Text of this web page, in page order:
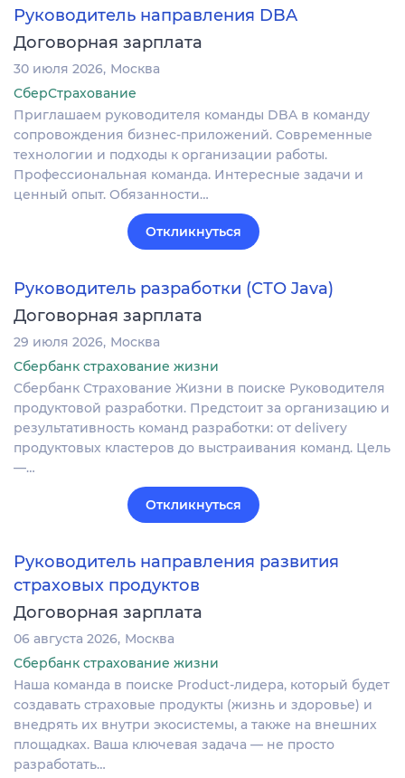
Руководитель направления DBA
Договорная зарплата
30 июля 2026 Москва
СберСтрахование
Приглашаем руководителя команды DBA в команду
сопровождения бизнес-приложений. Современные
технологии и подходы к организации работы.
Профессиональная команда. Интересные задачи и
ценный опыт. Обязанности…
Откликнуться
Руководитель разработки (СТО Java)
Договорная зарплата
29 июля 2026 Москва
Сбербанк страхование жизни
Сбербанк Страхование Жизни в поиске Руководителя
продуктовой разработки. Предстоит за организацию и
результативность команд разработки: от delivery
продуктовых кластеров до выстраивания команд. Цель
—…
Откликнуться
Руководитель направления развития
страховых продуктов
Договорная зарплата
06 августа 2026 Москва
Сбербанк страхование жизни
Наша команда в поиске Product-лидера, который будет
создавать страховые продукты (жизнь и здоровье) и
внедрять их внутри экосистемы, а также на внешних
площадках. Ваша ключевая задача — не просто
разработать…